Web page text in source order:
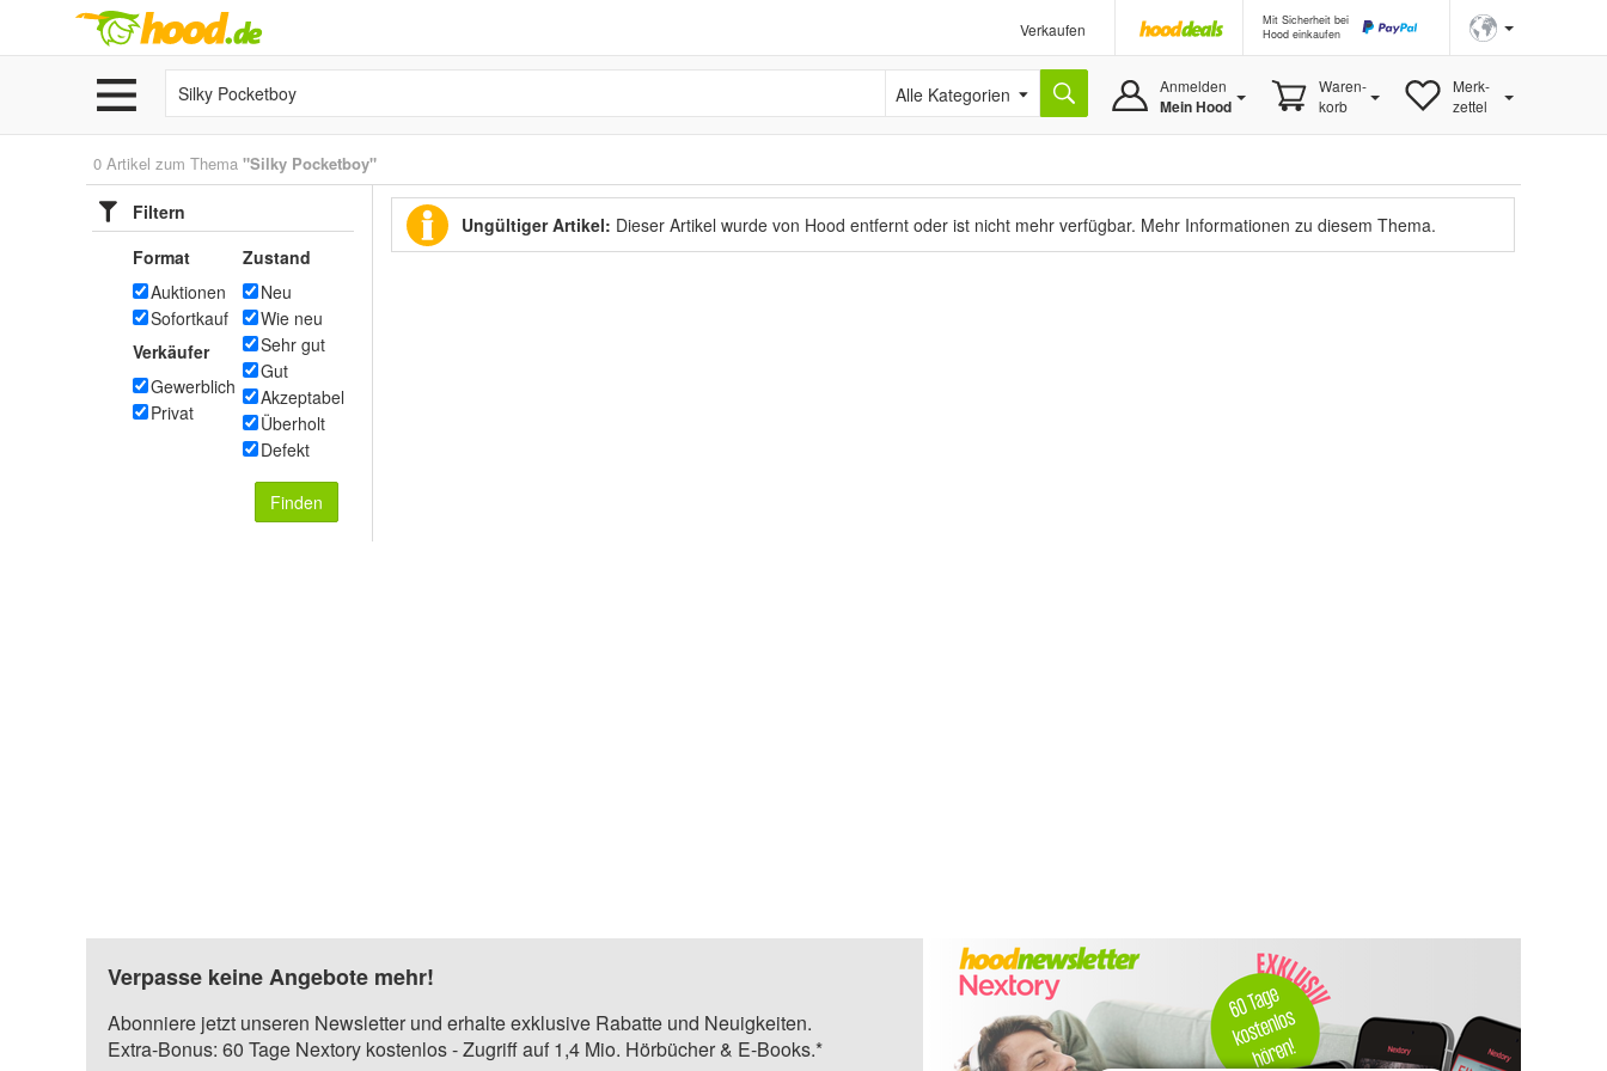
Verkaufen
Mit Sicherheit bei
Hood einkaufen
Alle Kategorien Anmelden
Mein Hood
Waren-
korb
Merk-
zettel
0 Artikel zum Thema "Silky Pocketboy"
Filtern
Format
Auktionen
Sofortkauf
Verkäufer
Gewerblich
Privat
Zustand
Neu
Wie neu
Sehr gut
Gut
Akzeptabel
Überholt
Defekt
Finden
Ungültiger Artikel: Dieser Artikel wurde von Hood entfernt oder ist nicht mehr verfügbar. Mehr Informationen zu diesem Thema.
Verpasse keine Angebote mehr!
Abonniere jetzt unseren Newsletter und erhalte exklusive Rabatte und Neuigkeiten.
Extra-Bonus: 60 Tage Nextory kostenlos - Zugriff auf 1,4 Mio. Hörbücher & E-Books.*